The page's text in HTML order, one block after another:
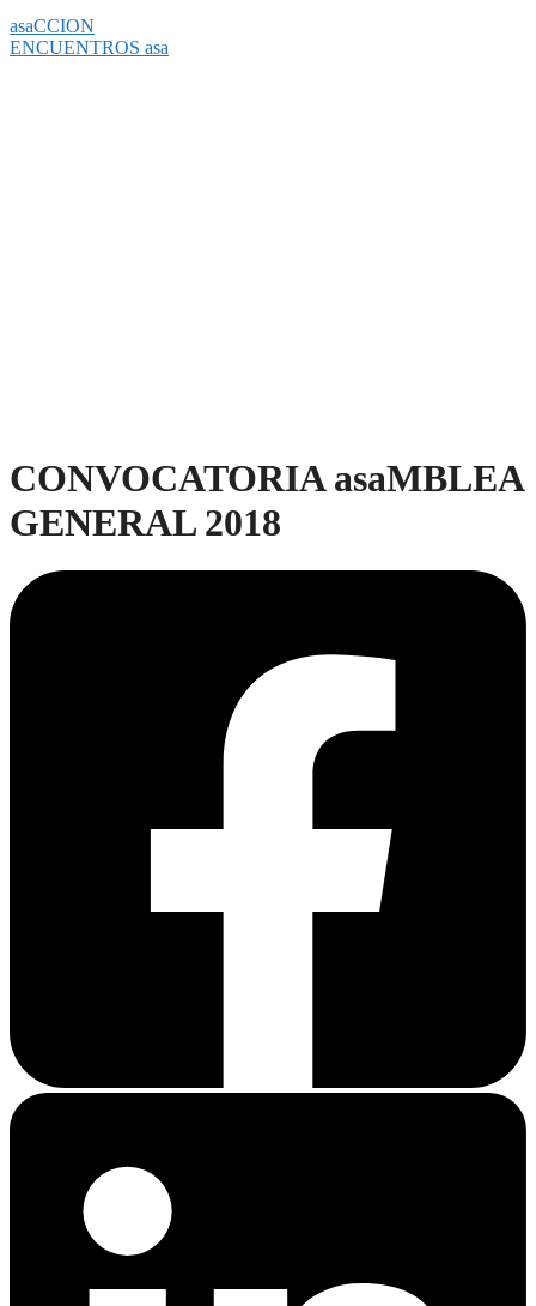
asaCCION
ENCUENTROS asa
CONVOCATORIA asaMBLEA
GENERAL 2018